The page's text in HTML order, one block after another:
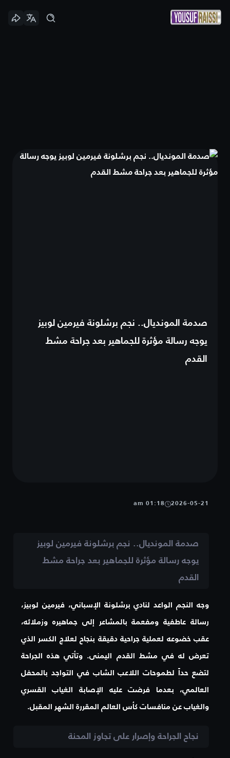
صدمة المونديال.. نجم برشلونة فيرمين لوبيز
يوجه رسالة مؤثرة للجماهير بعد جراحة مشط
القدم
2026-05-21
01:18 am
صدمة المونديال.. نجم برشلونة فيرمين لوبيز
يوجه رسالة مؤثرة للجماهير بعد جراحة مشط
القدم
وجه النجم الواعد لنادي برشلونة الإسباني، فيرمين لوبيز،
رسالة عاطفية ومفعمة بالمشاعر إلى جماهيره وزملائه،
عقب خضوعه لعملية جراحية دقيقة بنجاح لعلاج الكسر الذي
تعرض له في مشط القدم اليمنى. وتأتي هذه الجراحة
لتضع حداً لطموحات اللاعب الشاب في التواجد بالمحفل
العالمي، بعدما فرضت عليه الإصابة الغياب القسري
والغياب عن منافسات كأس العالم المقررة الشهر المقبل.
نجاح الجراحة وإصرار على تجاوز المحنة